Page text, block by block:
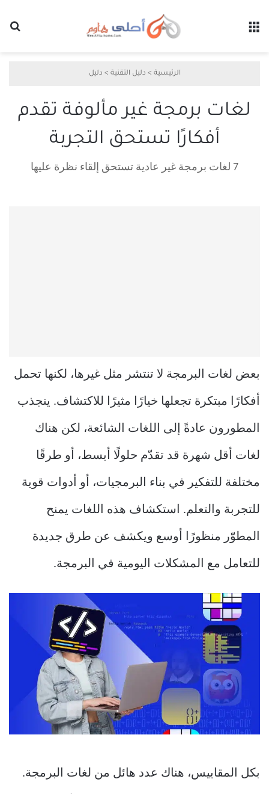
الرئيسية > دليل التقنية > دليل
لغات برمجة غير مألوفة تقدم
أفكارًا تستحق التجربة
7 لغات برمجة غير عادية تستحق إلقاء نظرة عليها
بعض لغات البرمجة لا تنتشر مثل غيرها، لكنها تحمل
أفكارًا مبتكرة تجعلها خيارًا مثيرًا للاكتشاف. ينجذب
المطورون عادةً إلى اللغات الشائعة، لكن هناك
لغات أقل شهرة قد تقدّم حلولًا أبسط، أو طرقًا
مختلفة للتفكير في بناء البرمجيات، أو أدوات قوية
للتجربة والتعلم. استكشاف هذه اللغات يمنح
المطوّر منظورًا أوسع ويكشف عن طرق جديدة
للتعامل مع المشكلات اليومية في البرمجة.
بكل المقاييس، هناك عدد هائل من لغات البرمجة.